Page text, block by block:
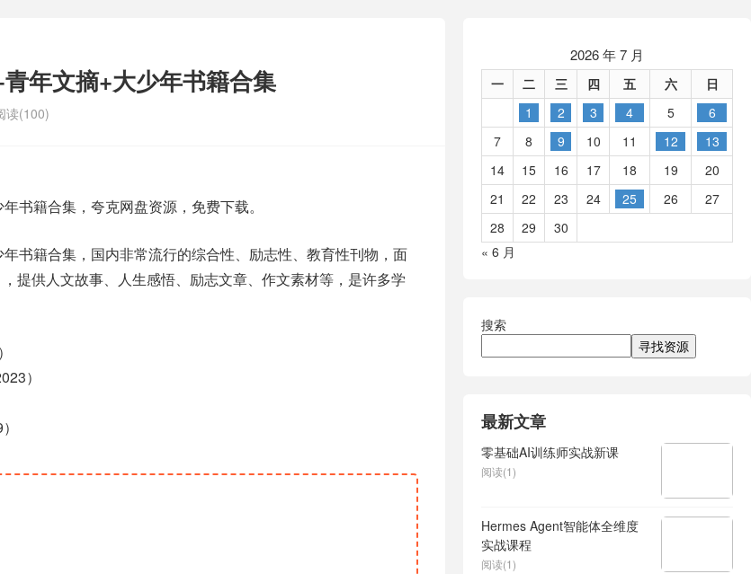
年文摘+大少年书籍合集
读(100)
书籍合集，夸克网盘资源，免费下载。
书籍合集，国内非常流行的综合性、励志性、教育性刊物，面
提供人文故事、人生感悟、励志文章、作文素材等，是许多学
）
2026 年 7 月
一 二 三 四 五 六
日
1
2 3 4 5
6
7
8 9 10 11 12
13
14
15 16 17 18 19
20
21
22 23 24 25 26
27
28
29
30
« 6 月
搜索
寻找资源
最新文章
零基础AI训练师实战新课
阅读(1)
Hermes Agent智能体全维度
实战课程
阅读(1)